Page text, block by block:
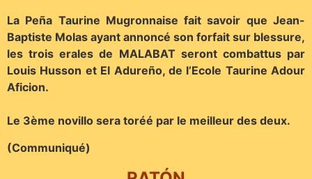
La Peña Taurine Mugronnaise fait savoir que Jean-
Baptiste Molas ayant annoncé son forfait sur blessure,
les trois erales de MALABAT seront combattus par
Louis Husson et El Adureño, de l’Ecole Taurine Adour
Aficion.
Le 3ème novillo sera toréé par le meilleur des deux.
(Communiqué)